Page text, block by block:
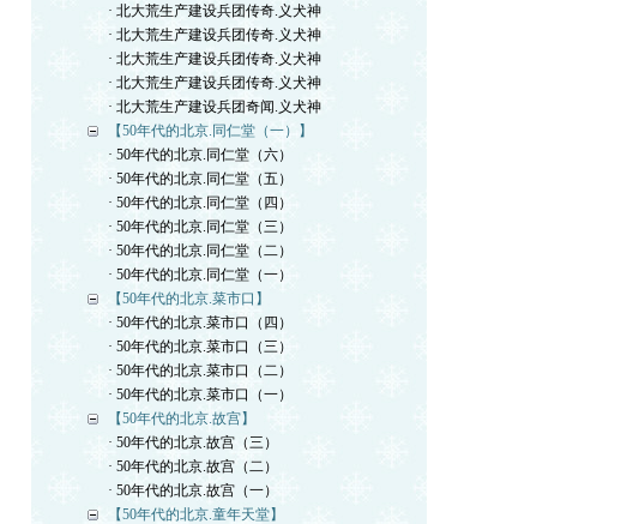
· 北大荒生产建设兵团传奇.义犬神
· 北大荒生产建设兵团传奇.义犬神
· 北大荒生产建设兵团传奇.义犬神
· 北大荒生产建设兵团传奇.义犬神
· 北大荒生产建设兵团奇闻.义犬神
【50年代的北京.同仁堂（一）】
· 50年代的北京.同仁堂（六）
· 50年代的北京.同仁堂（五）
· 50年代的北京.同仁堂（四）
· 50年代的北京.同仁堂（三）
· 50年代的北京.同仁堂（二）
· 50年代的北京.同仁堂（一）
【50年代的北京.菜市口】
· 50年代的北京.菜市口（四）
· 50年代的北京.菜市口（三）
· 50年代的北京.菜市口（二）
· 50年代的北京.菜市口（一）
【50年代的北京.故宫】
· 50年代的北京.故宫（三）
· 50年代的北京.故宫（二）
· 50年代的北京.故宫（一）
【50年代的北京.童年天堂】